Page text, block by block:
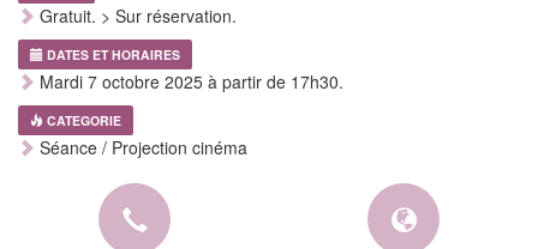
Gratuit. > Sur réservation.
DATES ET HORAIRES
Mardi 7 octobre 2025 à partir de 17h30.
CATEGORIE
Séance / Projection cinéma